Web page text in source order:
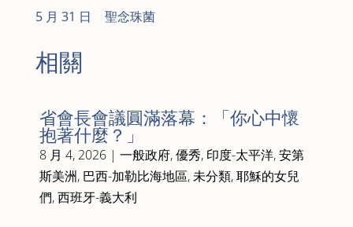
5 月 31 日 聖念珠菌
相關
省會長會議圓滿落幕：「你心中懷
抱著什麼？」
8 月 4, 2026| 一般政府,優秀, 印度-太平洋,安第
斯美洲, 巴西-加勒比海地區,未分類,耶穌的女兒
們,西班牙-義大利